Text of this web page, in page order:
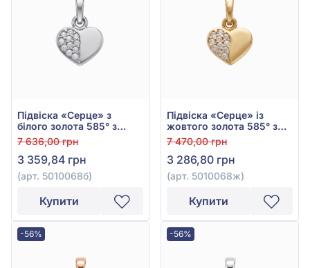
Підвіска «Серце» з
білого золота 585° з
фіанітом, арт. 5010068б
7 636,00 грн
3 359,84 грн
(арт. 5010068б)
Купити
Підвіска «Серце» із
жовтого золота 585° з
фіанітом/куб.цирконієм,
арт. 5010068ж
7 470,00 грн
3 286,80 грн
(арт. 5010068ж)
Купити
-56% -56%